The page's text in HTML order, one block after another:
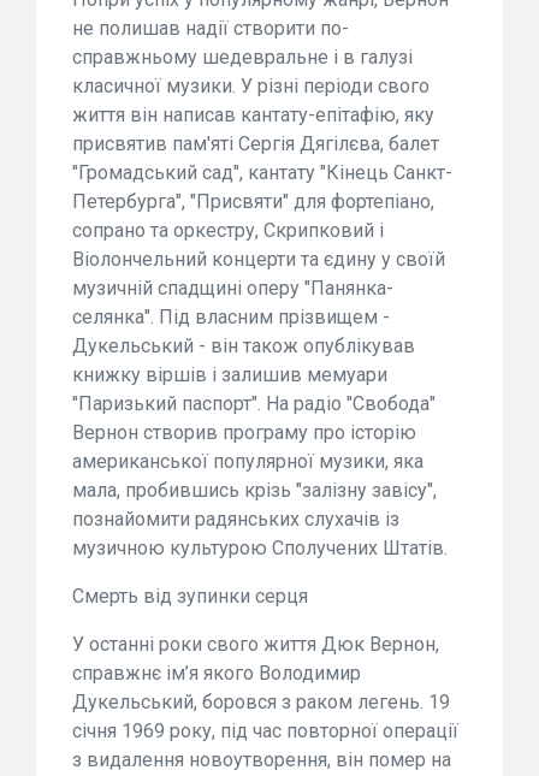
не полишав надії створити по-
справжньому шедевральне і в галузі
класичної музики. У різні періоди свого
життя він написав кантату-епітафію, яку
присвятив пам'яті Сергія Дягілєва, балет
"Громадський сад", кантату "Кінець Санкт-
Петербурга", "Присвяти" для фортепіано,
сопрано та оркестру, Скрипковий і
Віолончельний концерти та єдину у своїй
музичній спадщині оперу "Панянка-
селянка". Під власним прізвищем -
Дукельський - він також опублікував
книжку віршів і залишив мемуари
"Паризький паспорт". На радіо "Свобода"
Вернон створив програму про історію
американської популярної музики, яка
мала, пробившись крізь "залізну завісу",
познайомити радянських слухачів із
музичною культурою Сполучених Штатів.
Смерть від зупинки серця
У останні роки свого життя Дюк Вернон,
справжнє ім’я якого Володимир
Дукельський, боровся з раком легень. 19
січня 1969 року, під час повторної операції
з видалення новоутворення, він помер на